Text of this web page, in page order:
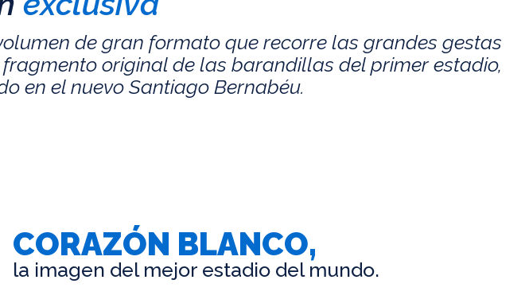
de gran formato que recorre las grandes gestas
original de las barandillas del primer estadio,
en el nuevo Santiago Bernabéu.
CORAZÓN BLANCO,
la imagen del mejor estadio del mundo.